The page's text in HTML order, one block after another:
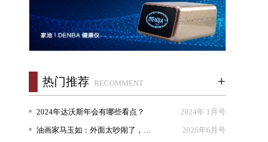
热门推荐 RECOMMENT +
2024年达沃斯年会有哪些看点？ 2024年 1月号
油画家马玉如：外面太吵闹了，我想... 2026年6月号